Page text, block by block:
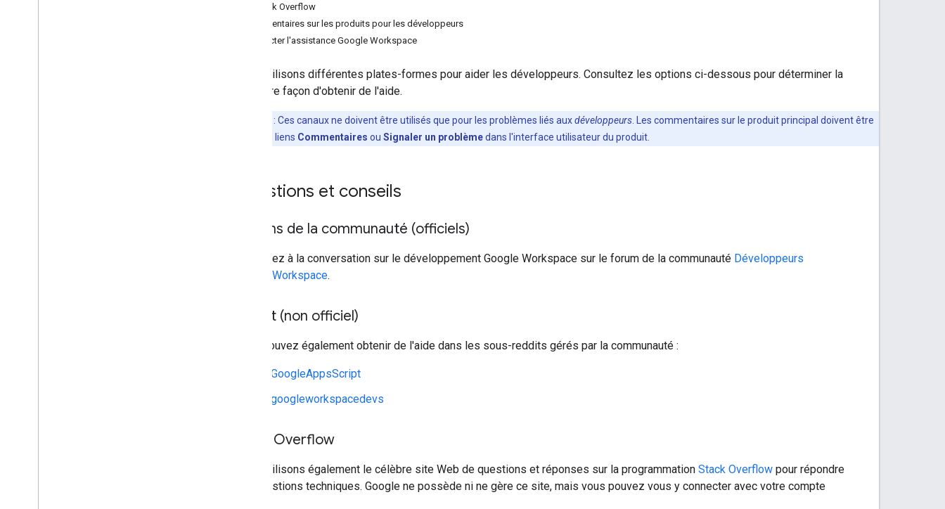
Stack Overflow
Commentaires sur les produits pour les développeurs
Contacter l'assistance Google Workspace
Nous utilisons différentes plates-formes pour aider les développeurs. Consultez les options ci-dessous pour déterminer la
meilleure façon d'obtenir de l'aide.
: Ces canaux ne doivent être utilisés que pour les problèmes liés auxdéveloppeurs . Les commentaires sur le produit principal doivent être
envoyés via les liens Commentaires ou Signaler un problèmedans l'interface utilisateur du produit.
Questions et conseils
Forums de la communauté (officiels)
Participez à la conversation sur le développement Google Workspace sur le forum de la communauté Développeurs
Google Workspace.
Reddit (non officiel)
Vous pouvez également obtenir de l'aide dans les sous-reddits gérés par la communauté :
r/GoogleAppsScript
r/googleworkspacedevs
Stack Overflow
Nous utilisons également le célèbre site Web de questions et réponses sur la programmation Stack Overflow pour répondre
aux questions techniques. Google ne possède ni ne gère ce site, mais vous pouvez vous y connecter avec votre compte